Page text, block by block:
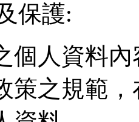
保護:
個人資料
策之規範